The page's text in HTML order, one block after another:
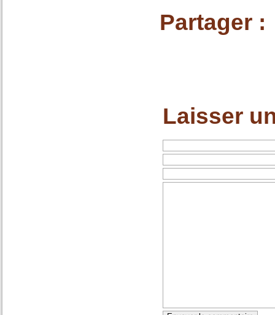
Partager :
Laisser